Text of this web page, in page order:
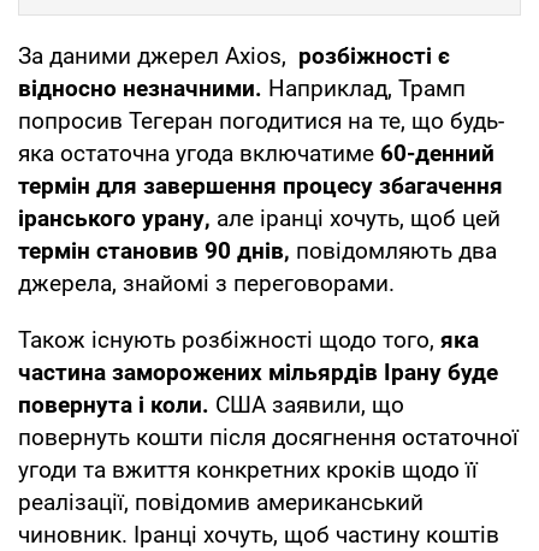
За даними джерел Axios, розбіжності є
відносно незначними. Наприклад, Трамп
попросив Тегеран погодитися на те, що будь-
яка остаточна угода включатиме 60-денний
термін для завершення процесу збагачення
іранського урану, але іранці хочуть, щоб цей
термін становив 90 днів, повідомляють два
джерела, знайомі з переговорами.
Також існують розбіжності щодо того, яка
частина заморожених мільярдів Ірану буде
повернута і коли. США заявили, що
повернуть кошти після досягнення остаточної
угоди та вжиття конкретних кроків щодо її
реалізації, повідомив американський
чиновник. Іранці хочуть, щоб частину коштів